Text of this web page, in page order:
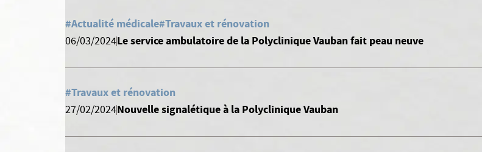
#Actualité médicale#Travaux et rénovation
06/03/2024Le service ambulatoire de la Polyclinique Vauban fait peau neuve
#Travaux et rénovation
27/02/2024Nouvelle signalétique à la Polyclinique Vauban